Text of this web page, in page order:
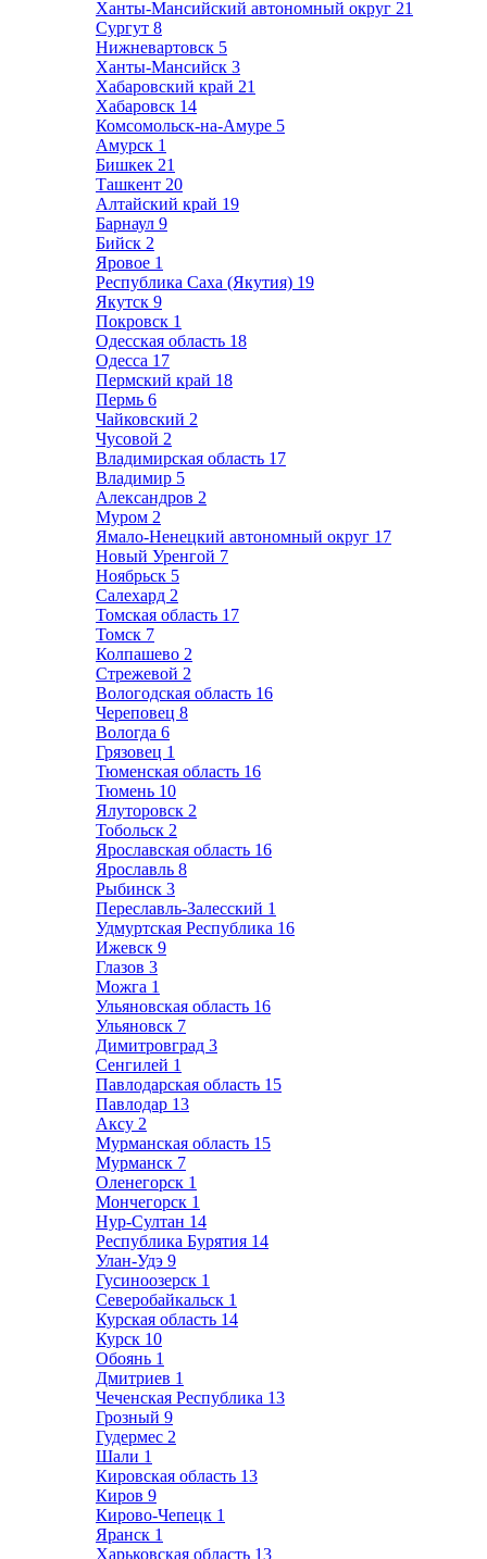
Ханты-Мансийский автономный округ 21
Сургут 8
Нижневартовск 5
Ханты-Мансийск 3
Хабаровский край 21
Хабаровск 14
Комсомольск-на-Амуре 5
Амурск 1
Бишкек 21
Ташкент 20
Алтайский край 19
Барнаул 9
Бийск 2
Яровое 1
Республика Саха (Якутия) 19
Якутск 9
Покровск 1
Одесская область 18
Одесса 17
Пермский край 18
Пермь 6
Чайковский 2
Чусовой 2
Владимирская область 17
Владимир 5
Александров 2
Муром 2
Ямало-Ненецкий автономный округ 17
Новый Уренгой 7
Ноябрьск 5
Салехард 2
Томская область 17
Томск 7
Колпашево 2
Стрежевой 2
Вологодская область 16
Череповец 8
Вологда 6
Грязовец 1
Тюменская область 16
Тюмень 10
Ялуторовск 2
Тобольск 2
Ярославская область 16
Ярославль 8
Рыбинск 3
Переславль-Залесский 1
Удмуртская Республика 16
Ижевск 9
Глазов 3
Можга 1
Ульяновская область 16
Ульяновск 7
Димитровград 3
Сенгилей 1
Павлодарская область 15
Павлодар 13
Аксу 2
Мурманская область 15
Мурманск 7
Оленегорск 1
Мончегорск 1
Нур-Султан 14
Республика Бурятия 14
Улан-Удэ 9
Гусиноозерск 1
Северобайкальск 1
Курская область 14
Курск 10
Обоянь 1
Дмитриев 1
Чеченская Республика 13
Грозный 9
Гудермес 2
Шали 1
Кировская область 13
Киров 9
Кирово-Чепецк 1
Яранск 1
Харьковская область 13